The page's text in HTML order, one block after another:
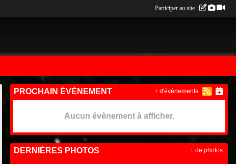
PROCHAIN ÉVÈNEMENT
Aucun évènement à afficher.
+ d'évènements
DERNIÈRES PHOTOS + de photos
Participer au site :